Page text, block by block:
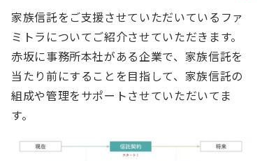
家族信託をご支援させていただいているファ
ミトラについてご紹介させていただきます。
赤坂に事務所本社がある企業で、家族信託を
当たり前にすることを目指して、家族信託の
組成や管理をサポートさせていただいてま
す。